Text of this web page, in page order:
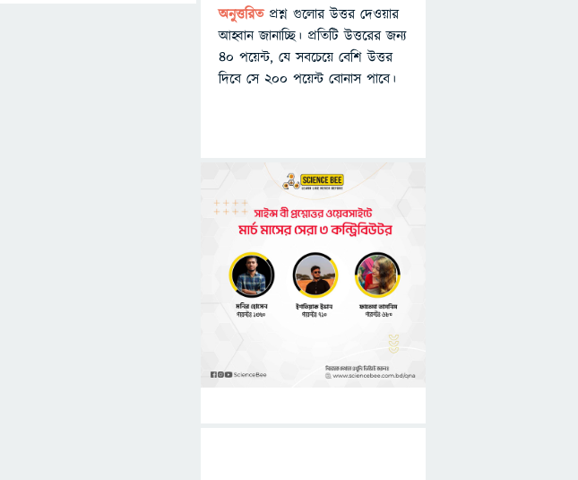
অনুত্তরিত প্রশ্ন গুলোর উত্তর দেওয়ার
আহ্বান জানাচ্ছি। প্রতিটি উত্তরের জন্য
৪০ পয়েন্ট, যে সবচেয়ে বেশি উত্তর
দিবে সে ২০০ পয়েন্ট বোনাস পাবে।